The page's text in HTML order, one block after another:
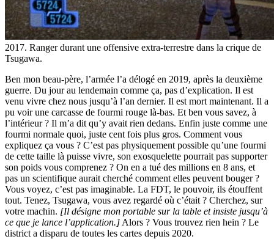
2017. Ranger durant une offensive extra-terrestre dans la crique de
Tsugawa.
Ben mon beau-père, l’armée l’a délogé en 2019, après la deuxième
guerre. Du jour au lendemain comme ça, pas d’explication. Il est
venu vivre chez nous jusqu’à l’an dernier. Il est mort maintenant. Il a
pu voir une carcasse de fourmi rouge là-bas. Et ben vous savez, à
l’intérieur ? Il m’a dit qu’y avait rien dedans. Enfin juste comme une
fourmi normale quoi, juste cent fois plus gros. Comment vous
expliquez ça vous ? C’est pas physiquement possible qu’une fourmi
de cette taille là puisse vivre, son exosquelette pourrait pas supporter
son poids vous comprenez ? On en a tué des millions en 8 ans, et
pas un scientifique aurait cherché comment elles peuvent bouger ?
Vous voyez, c’est pas imaginable. La FDT, le pouvoir, ils étouffent
tout. Tenez, Tsugawa, vous avez regardé où c’était ? Cherchez, sur
votre machin. [Il désigne mon portable sur la table et insiste jusqu’à
ce que je lance l’application.] Alors ? Vous trouvez rien hein ? Le
district a disparu de toutes les cartes depuis 2020.